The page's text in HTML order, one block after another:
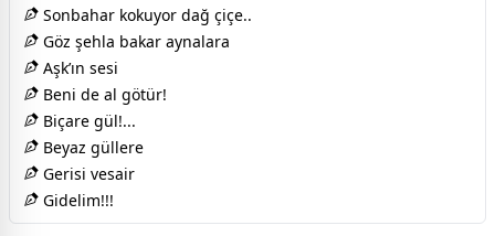
Sonbahar kokuyor dağ çiçe..
Göz şehla bakar aynalara
Aşk’ın sesi
Beni de al götür!
Biçare gül!...
Beyaz güllere
Gerisi vesair
Gidelim!!!